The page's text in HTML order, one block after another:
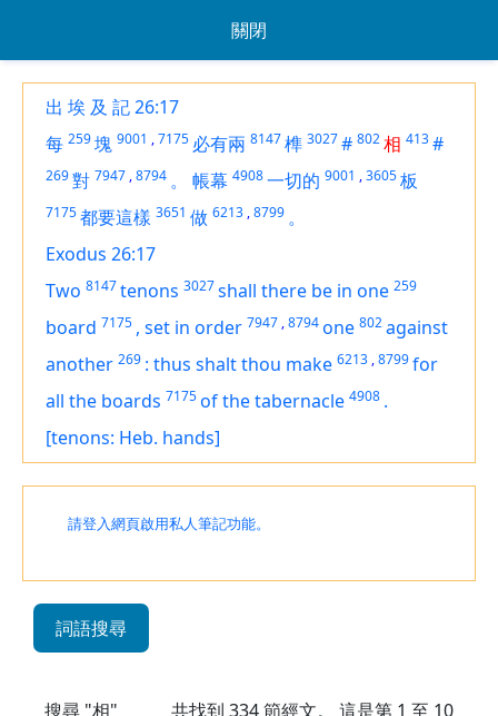
關閉
出 埃 及 記 26:17
每 259塊 9001 ,7175 必有兩 8147榫 3027# 802相 413#
269對 7947 ,8794 。 帳幕 4908一切的 9001 ,3605板
7175都要這樣 3651 做 6213 ,8799 。
Exodus 26:17
Two 8147tenons 3027shall there be in one 259
board 7175 , set in order 7947 ,8794one 802against
another 269 : thus shalt thou make 6213 ,8799for
all the boards 7175of the tabernacle 4908 .
[tenons: Heb. hands]
請登入網頁啟用私人筆記功能。
詞語搜尋
搜尋 "相" 共找到 334節經文。 這是第 1 至 10